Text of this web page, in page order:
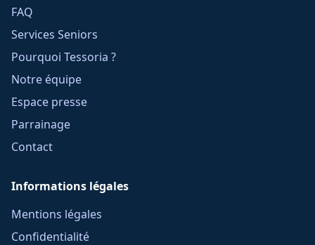
FAQ
Services Seniors
Pourquoi Tessoria ?
Notre équipe
Espace presse
Parrainage
Contact
Informations légales
Mentions légales
Confidentialité